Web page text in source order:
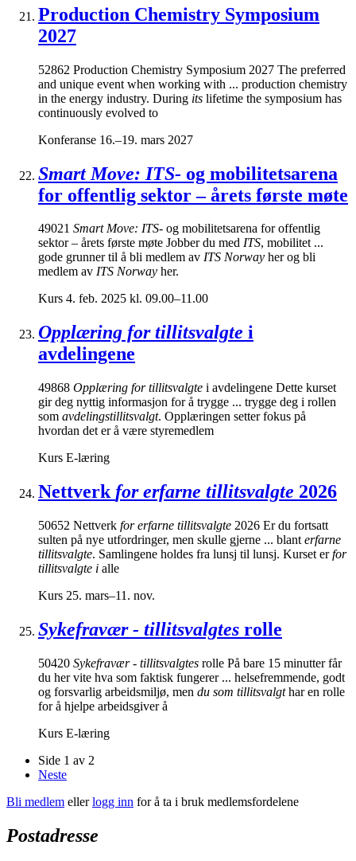
Production Chemistry Symposium
2027
52862 Production Chemistry Symposium 2027 The preferred
and unique event when working with ... production chemistry
in the energy industry. During its lifetime the symposium has
continuously evolved to
Konferanse 16.–19. mars 2027
Smart Move: ITS- og mobilitetsarena
for offentlig sektor – årets første møte
49021 Smart Move: ITS- og mobilitetsarena for offentlig
sektor – årets første møte Jobber du med ITS, mobilitet ...
gode grunner til å bli medlem av ITS Norway her og bli
medlem av ITS Norway her.
Kurs 4. feb. 2025 kl. 09.00–11.00
Opplæring for tillitsvalgte i
avdelingene
49868 Opplæring for tillitsvalgte i avdelingene Dette kurset
gir deg nyttig informasjon for å trygge ... trygge deg i rollen
som avdelingstillitsvalgt. Opplæringen setter fokus på
hvordan det er å være styremedlem
Kurs E-læring
Nettverkfor erfarne tillitsvalgte 2026
50652 Nettverk for erfarne tillitsvalgte 2026 Er du fortsatt
sulten på nye utfordringer, men skulle gjerne ... blant erfarne
tillitsvalgte. Samlingene holdes fra lunsj til lunsj. Kurset erfor
tillitsvalgte i alle
Kurs 25. mars–11. nov.
Sykefravær - tillitsvalgtes rolle
50420 Sykefravær - tillitsvalgtes rolle På bare 15 minutter får
du her vite hva som faktisk fungerer ... helsefremmende, godt
og forsvarlig arbeidsmiljø, men du som tillitsvalgthar en rolle
for å hjelpe arbeidsgiver å
Kurs E-læring
Side 1 av 2
Neste
Bli medlem ellerlogg inn for å ta i bruk medlemsfordelene
Postadresse